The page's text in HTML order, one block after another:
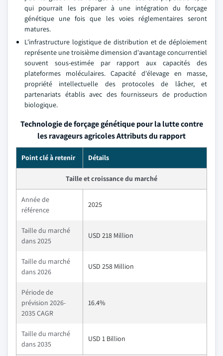
qui pourrait les préparer à une intégration du forçage
génétique une fois que les voies réglementaires seront
matures.
L'infrastructure logistique de distribution et de déploiement
représente une troisième dimension d'avantage concurrentiel
souvent sous-estimée par rapport aux capacités des
plateformes moléculaires. Capacité d'élevage en masse,
propriété intellectuelle des protocoles de lâcher, et
partenariats établis avec des fournisseurs de production
biologique.
Technologie de forçage génétique pour la lutte contre
les ravageurs agricoles Attributs du rapport
Point clé à retenir Détails
Taille et croissance du marché
Année de
référence
2025
Taille du marché
dans 2025
USD 218 Million
Taille du marché
dans 2026
USD 258 Million
Période de
prévision 2026-
2035 CAGR
16.4%
Taille du marché
dans 2035
USD 1 Billion